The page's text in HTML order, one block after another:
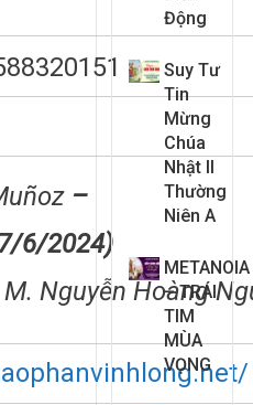
–
6/2024)
Nguyễn Hoàng
Động
Suy Tư
Tin
Mừng
Chúa
Nhật II
Thường
Niên A
METANOIA
– TRÁI
TIM
MÙA
VỌNG